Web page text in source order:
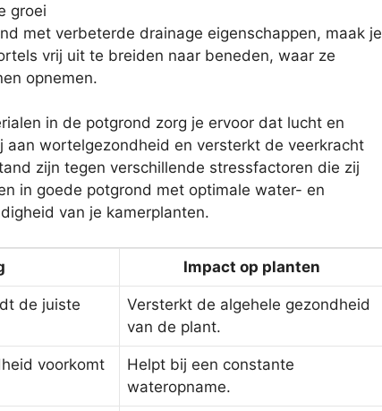
groei
met verbeterde drainage eigenschappen, maak je
vrij uit te breiden naar beneden, waar ze
opnemen.
in de potgrond zorg je ervoor dat lucht en
wortelgezondheid en versterkt de veerkracht
zijn tegen verschillende stressfactoren die zij
in goede potgrond met optimale water- en
van je kamerplanten.
Impact op planten
de juiste
Versterkt de algehele gezondheid
van de plant.
voorkomt
Helpt bij een constante
wateropname.